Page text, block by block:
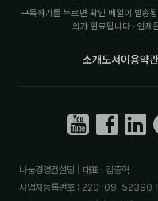
구독하기를 누르면 확인 메일이 발송
의가 완료됩니다 · 언제
소개도서이용약관
나눔경영컨설팅 | 대표 : 김종혁
사업자등록번호 : 220-09-52390 |